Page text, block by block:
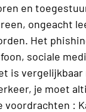
en
ongeacht
Het
sociale
is
je moet
voordrachten :